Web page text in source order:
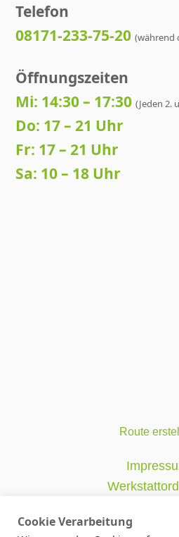
Telefon
08171-233-75-20 (während
Öffnungszeiten
Mi: 14:30 – 17:30(Jeden 2.
Do: 17 – 21 Uhr
Fr: 17 – 21 Uhr
Sa: 10 – 18 Uhr
Route
Cookie Verarbeitung